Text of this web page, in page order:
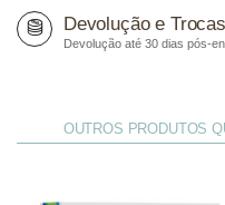
Devolução e Trocas
Devolução até 30 dias pós-
OUTROS PRODUTOS